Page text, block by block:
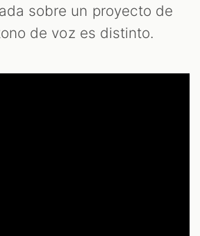
sobre un proyecto de
de voz es distinto.